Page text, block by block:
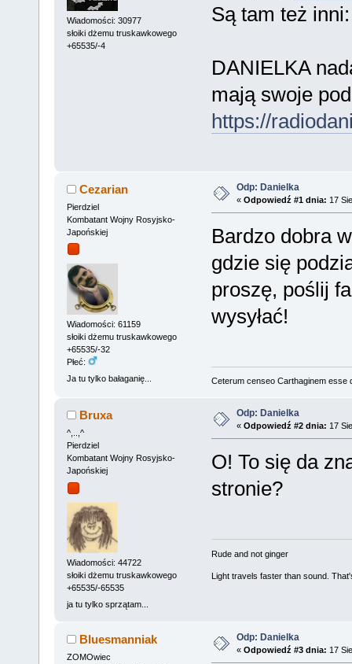
Wiadomości: 30977
słoiki dżemu truskawkowego
+65535/-4
Są tam też
DANIELKA
mają swoje
https://
Cezarian
Pierdziel
Kombatant Wojny Rosyjsko-
Japońskiej
Wiadomości: 61159
słoiki dżemu truskawkowego
+65535/-32
Płeć:
Ja tu tylko bałaganię...
Odp: Danielka
« Odpowiedź #1 dnia: 17
Bardzo dobra
gdzie się
proszę, poślij
wysyłać!
Ceterum censeo Carthaginem esse
Bruxa
^,..,^
Pierdziel
Kombatant Wojny Rosyjsko-
Japońskiej
Wiadomości: 44722
słoiki dżemu truskawkowego
+65535/-65535
ja tu tylko sprzątam...
Odp: Danielka
« Odpowiedź #2 dnia: 17
O! To się da
stronie?
Rude and not ginger
Light travels faster than sound.
Bluesmanniak
ZOMOwiec
Odp: Danielka
« Odpowiedź #3 dnia: 17